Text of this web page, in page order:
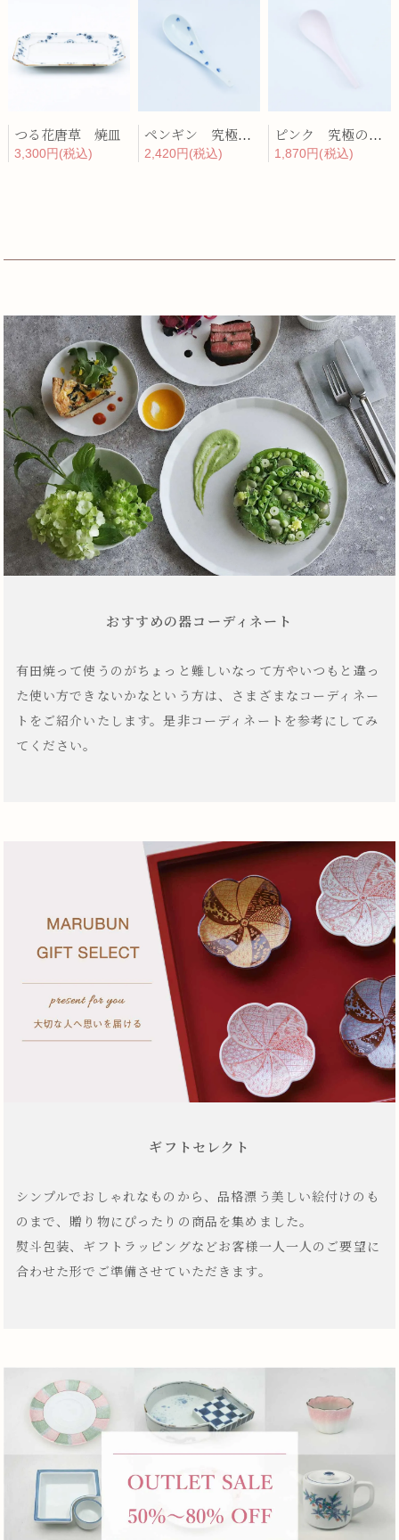
つる花唐草 焼皿
3,300円(税込)
ペンギン 究極のレンゲ
2,420円(税込)
ピンク 究極のレンゲ
1,870円(税込)
おすすめの器コーディネート
有田焼って使うのがちょっと難しいなって方やいつもと違っ
た使い方できないかなという方は、さまざまなコーディネー
トをご紹介いたします。是非コーディネートを参考にしてみ
てください。
ギフトセレクト
シンプルでおしゃれなものから、品格漂う美しい絵付けのも
のまで、贈り物にぴったりの商品を集めました。
熨斗包装、ギフトラッピングなどお客様一人一人のご要望に
合わせた形でご準備させていただきます。